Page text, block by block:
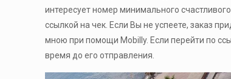
интересует номер минимального
ссылкой на чек. Если Вы не успеете, заказ
мною при помощи Mobilly. Если перейти по
время до его отправления.